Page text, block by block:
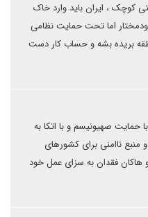
کوچک ، ایران باید وارد خاک
اما تحت حمایت نظامی
بریده بشه و حساب کار دست
صهیونیسم و با اتکا به
منبع ناامنی برای کشورهای
هاکان فقدان به سزای عمل خود